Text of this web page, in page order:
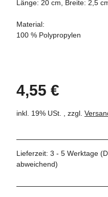
Länge: 20 cm, Breite: 2,5
Material:
100 % Polypropylen
4,55 €
inkl. 19% USt. , zzgl.
Lieferzeit: 3 - 5 Werktage
abweichend)